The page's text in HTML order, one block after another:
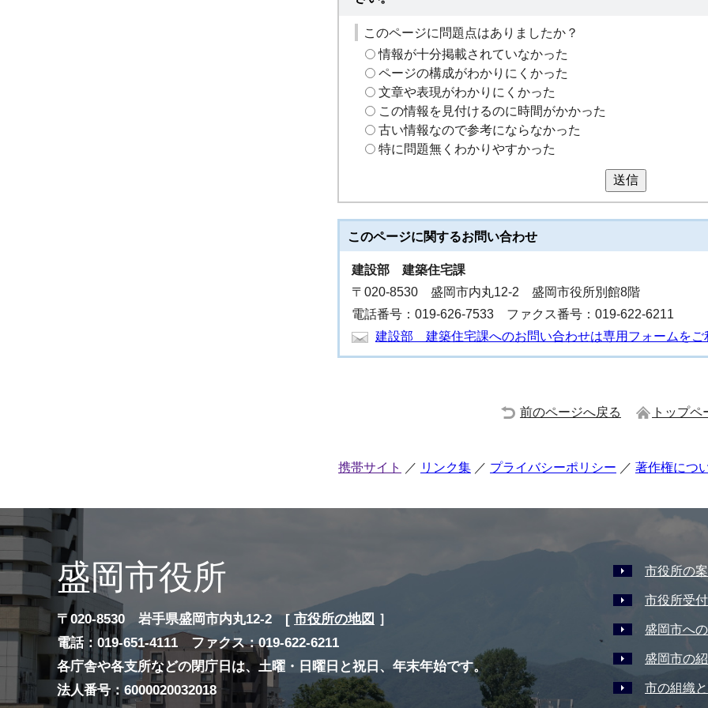
このページに問題点はありましたか？
情報が十分掲載されていなかった
ページの構成がわかりにくかった
文章や表現がわかりにくかった
この情報を見付けるのに時間がかかった
古い情報なので参考にならなかった
特に問題無くわかりやすかった
送信
このページに関するお問い合わせ
建設部 建築住宅課
〒020-8530 盛岡市内丸12-2 盛岡市役所別館8階
電話番号：019-626-7533 ファクス番号：019-622-6211
建設部 建築住宅課へのお問い合わせは専用フォームをご
前のページへ戻る トップペ
携帯サイト リンク集 プライバシーポリシー 著作権につ
盛岡市役所
〒020-8530 岩手県盛岡市内丸12-2 [ 市役所の地図 ］
電話：019-651-4111 ファクス：019-622-6211
各庁舎や各支所などの閉庁日は、土曜・日曜日と祝日、年末年始です。
法人番号：6000020032018
市役所の
市役所受
盛岡市へ
盛岡市の
市の組織